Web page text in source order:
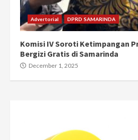
Advertorial DPRD SAMARINDA
Komisi IV Soroti Ketimpangan
Bergizi Gratis di Samarinda
December 1, 2025